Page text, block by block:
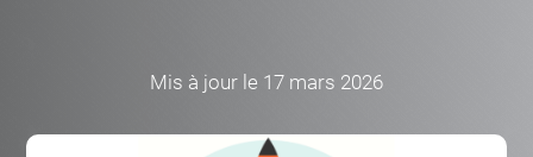
Mis à jour le 17 mars 2026